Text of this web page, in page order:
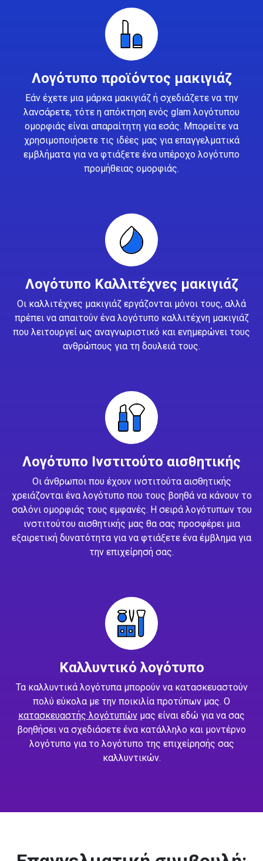
Λογότυπο προϊόντος μακιγιάζ
Εάν έχετε μια μάρκα μακιγιάζ ή σχεδιάζετε να την
λανσάρετε, τότε η απόκτηση ενός glam λογότυπου
ομορφιάς είναι απαραίτητη για εσάς. Μπορείτε να
χρησιμοποιήσετε τις ιδέες μας για επαγγελματικά
εμβλήματα για να φτιάξετε ένα υπέροχο λογότυπο
προμήθειας ομορφιάς.
Λογότυπο Καλλιτέχνες μακιγιάζ
Οι καλλιτέχνες μακιγιάζ εργάζονται μόνοι τους, αλλά
πρέπει να απαιτούν ένα λογότυπο καλλιτέχνη μακιγιάζ
που λειτουργεί ως αναγνωριστικό και ενημερώνει τους
ανθρώπους για τη δουλειά τους.
Λογότυπο Ινστιτούτο αισθητικής
Οι άνθρωποι που έχουν ινστιτούτα αισθητικής
χρειάζονται ένα λογότυπο που τους βοηθά να κάνουν το
σαλόνι ομορφιάς τους εμφανές. Η σειρά λογότυπων του
ινστιτούτου αισθητικής μας θα σας προσφέρει μια
εξαιρετική δυνατότητα για να φτιάξετε ένα έμβλημα για
την επιχείρησή σας.
Καλλυντικό λογότυπο
Τα καλλυντικά λογότυπα μπορούν να κατασκευαστούν
πολύ εύκολα με την ποικιλία προτύπων μας. Ο
κατασκευαστής λογότυπών μας είναι εδώ για να σας
βοηθήσει να σχεδιάσετε ένα κατάλληλο και μοντέρνο
λογότυπο για το λογότυπο της επιχείρησής σας
καλλυντικών.